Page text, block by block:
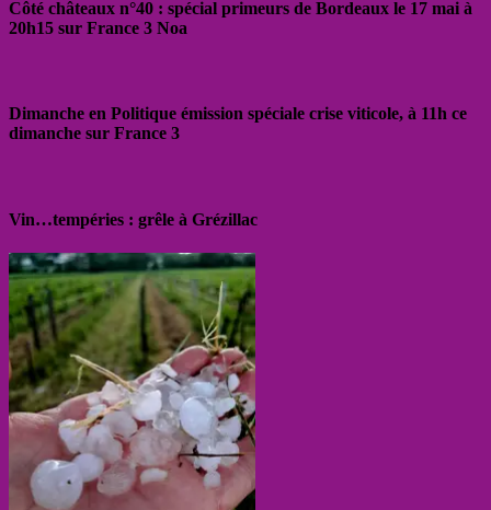
Côté châteaux n°40 : spécial primeurs de Bordeaux le 17 mai à
20h15 sur France 3 Noa
Dimanche en Politique émission spéciale crise viticole, à 11h ce
dimanche sur France 3
Vin…tempéries : grêle à Grézillac